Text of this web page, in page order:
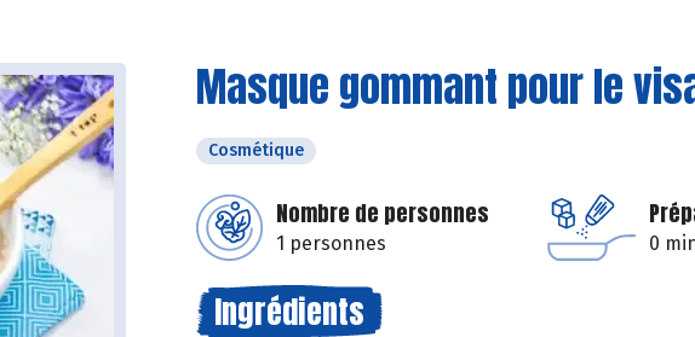
Masque gommant pour le
Cosmétique
Nombre de personnes
1 personnes 0
Ingrédients